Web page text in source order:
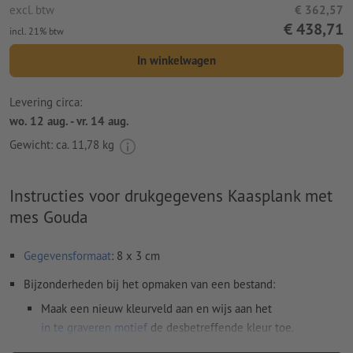
excl. btw € 362,57
incl. 21% btw € 438,71
In winkelwagen
Levering circa:
wo. 12 aug. - vr. 14 aug.
Gewicht: ca. 11,78 kg
Instructies voor drukgegevens Kaasplank met
mes Gouda
Gegevensformaat: 8 x 3 cm
Bijzonderheden bij het opmaken van een bestand:
Maak een nieuw kleurveld aan en wijs aan het
in te graveren motief de desbetreffende kleur toe.